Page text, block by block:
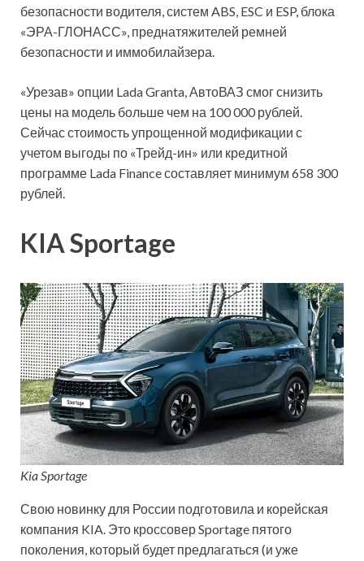
безопасности водителя, систем ABS, ESC и ESP, блока
«ЭРА-ГЛОНАСС», преднатяжителей ремней
безопасности и иммобилайзера.
«Урезав» опции Lada Granta, АвтоВАЗ смог снизить
цены на модель больше чем на 100 000 рублей.
Сейчас стоимость упрощенной модификации с
учетом выгоды по «Трейд-ин» или кредитной
программе Lada Finance составляет минимум 658 300
рублей.
KIA Sportage
Kia Sportage
Свою новинку для России подготовила и корейская
компания KIA. Это кроссовер Sportage пятого
поколения, который будет предлагаться (и уже